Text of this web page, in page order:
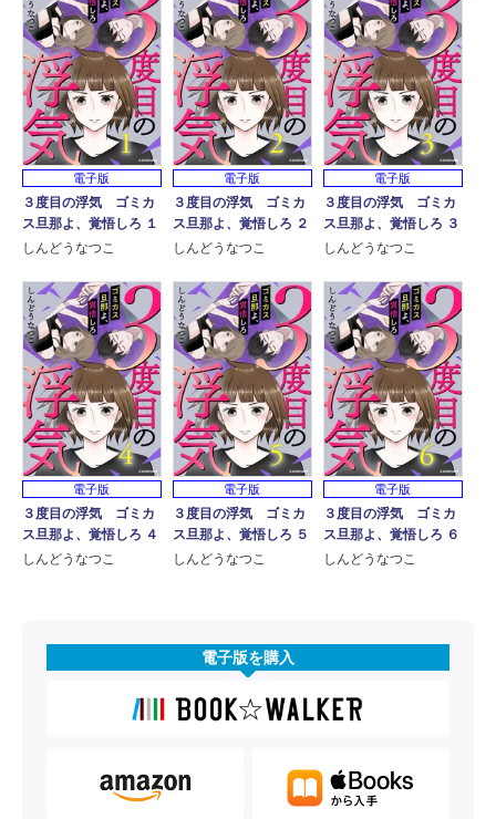
電子版
３度目の浮気 ゴミカ
ス旦那よ、覚悟しろ １
しんどうなつこ
電子版
３度目の浮気 ゴミカ
ス旦那よ、覚悟しろ ２
しんどうなつこ
電子版
３度目の浮気 ゴミカ
ス旦那よ、覚悟しろ ３
しんどうなつこ
電子版
３度目の浮気 ゴミカ
ス旦那よ、覚悟しろ ４
しんどうなつこ
電子版
３度目の浮気 ゴミカ
ス旦那よ、覚悟しろ ５
しんどうなつこ
電子版
３度目の浮気 ゴミカ
ス旦那よ、覚悟しろ ６
しんどうなつこ
電子版を購入